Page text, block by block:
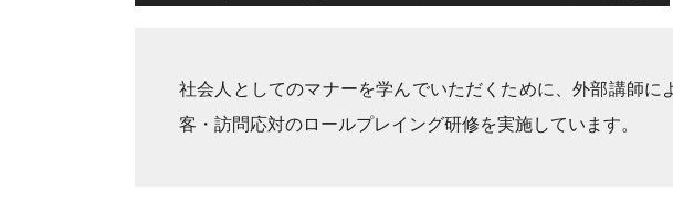
社会人としてのマナーを学んでいただくために、外部講師
客・訪問応対のロールプレイング研修を実施しています。